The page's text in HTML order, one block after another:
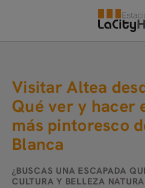
Visitar Altea
Qué ver y hacer
más pintoresco
Blanca
¿BUSCAS UNA ESCAPADA
CULTURA Y BELLEZA